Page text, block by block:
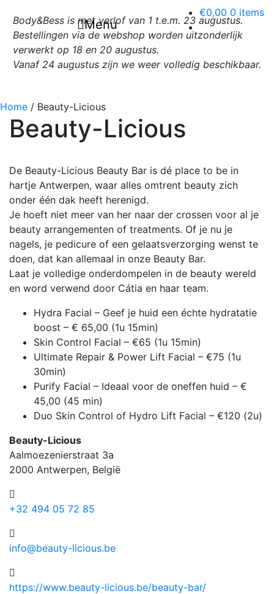
Body&Bess is met verlof van 1 t.e.m. 23 augustus.
Bestellingen via de webshop worden uitzonderlijk
verwerkt op 18 en 20 augustus.
Vanaf 24 augustus zijn we weer volledig beschikbaar.
Hoofdnavigatie
Body&Bess / Natural skin care
Menu
€0,00 0 items
Home / Beauty-Licious
Beauty-Licious
De Beauty-Licious Beauty Bar is dé place to be in
hartje Antwerpen, waar alles omtrent beauty zich
onder één dak heeft herenigd.
Je hoeft niet meer van her naar der crossen voor al je
beauty arrangementen of treatments. Of je nu je
nagels, je pedicure of een gelaatsverzorging wenst te
doen, dat kan allemaal in onze Beauty Bar.
Laat je volledige onderdompelen in de beauty wereld
en word verwend door Cátia en haar team.
Hydra Facial – Geef je huid een échte hydratatie
boost – € 65,00 (1u 15min)
Skin Control Facial – €65 (1u 15min)
Ultimate Repair & Power Lift Facial – €75 (1u
30min)
Purify Facial – Ideaal voor de oneffen huid – €
45,00 (45 min)
Duo Skin Control of Hydro Lift Facial – €120 (2u)
Beauty-Licious
Aalmoezenierstraat 3a
2000 Antwerpen, België
+32 494 05 72 85
info@beauty-licious.be
https://www.beauty-licious.be/beauty-bar/